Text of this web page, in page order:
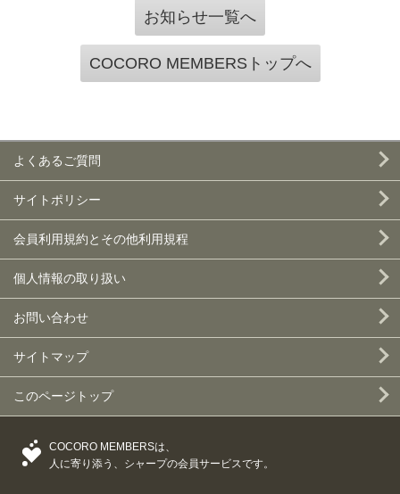
よくあるご質問
サイトポリシー
会員利用規約とその他利用規程
個人情報の取り扱い
お問い合わせ
サイトマップ
このページトップ
COCORO MEMBERSは、
人に寄り添う、シャープの会員サービスです。